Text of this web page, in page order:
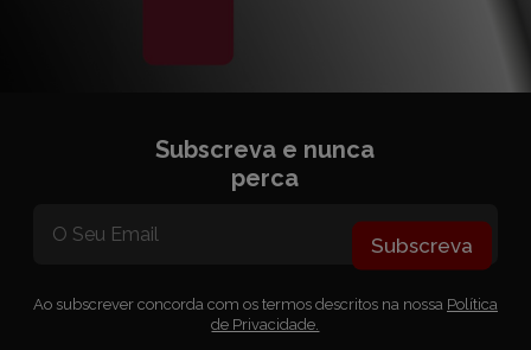
Subscreva e nunca
perca
Subscreva
Ao subscrever concorda com os termos descritos na nossa Política
de Privacidade.